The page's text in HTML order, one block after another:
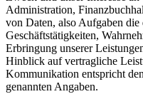
Administration,
von Daten, also Aufgaben
Geschäftstätigkeiten,
Erbringung unserer
Hinblick auf vertragliche
Kommunikation entspricht
genannten Angaben.